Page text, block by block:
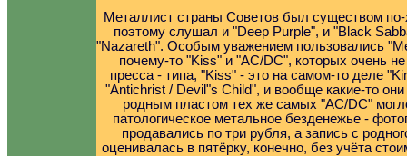
Металлист страны Советов был существом
поэтому слушал и "Deep Purple", и "Black
"Nazareth". Особым уважением пользовались
почему-то "Kiss" и "AC/DC", которых очень
пресса - типа, "Kiss" - это на самом-то деле
"Antichrist / Devil"s Child", и вообще какие-то
родным пластом тех же самых "AC/DC"
патологическое метальное безденежье -
продавались по три рубля, а запись с
оценивалась в пятёрку, конечно, без учёта